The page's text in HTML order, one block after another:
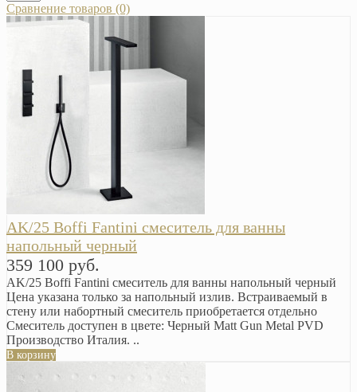
Сравнение товаров (0)
AK/25 Boffi Fantini смеситель для ванны
напольный черный
359 100 руб.
AK/25 Boffi Fantini смеситель для ванны напольный черный
Цена указана только за напольный излив. Встраиваемый в
стену или набортный смеситель приобретается отдельно
Смеситель доступен в цвете: Черный Matt Gun Metal PVD
Производство Италия. ..
В корзину